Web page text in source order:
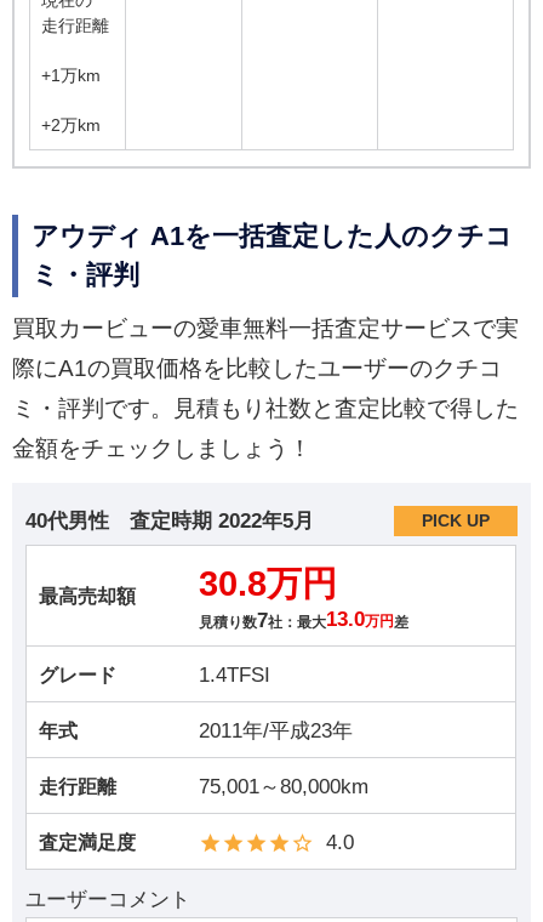
走行距離
+1万km
+2万km
アウディ A1を一括査定した人のクチコ
ミ・評判
買取カービューの愛車無料一括査定サービスで実
際にA1の買取価格を比較したユーザーのクチコ
ミ・評判です。見積もり社数と査定比較で得した
金額をチェックしましょう！
40代男性 査定時期 2022年5月 PICK UP
最高売却額 30.8万円
見積り数7社：最大13.0万円 差
グレード 1.4TFSI
年式 2011年/平成23年
走行距離 75,001～80,000km
査定満足度 4.0
ユーザーコメント